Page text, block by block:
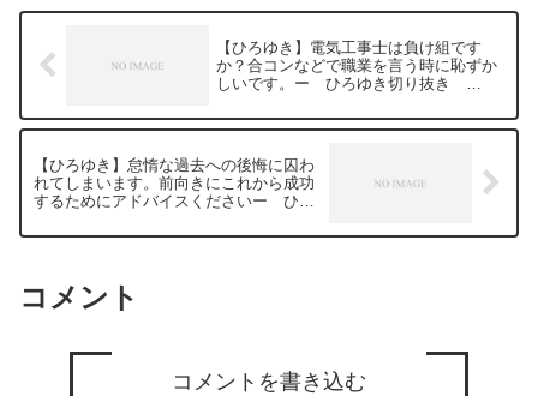
【ひろゆき】電気工事士は負け組です
か？合コンなどで職業を言う時に恥ずか
しいです。ー ひろゆき切り抜き
【ひろゆき】怠惰な過去への後悔に囚わ
れてしまいます。前向きにこれから成功
するためにアドバイスくださいー ひろ
コメント
コメントを書き込む